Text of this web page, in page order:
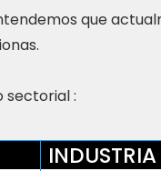
que
sectorial :
INDUSTRIA